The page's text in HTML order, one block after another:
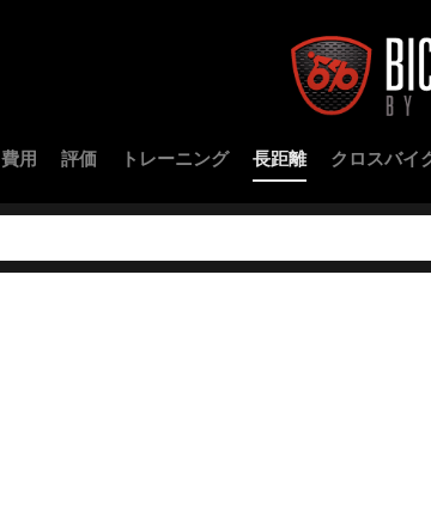
費用 評価 トレーニング 長距離 クロスバイ